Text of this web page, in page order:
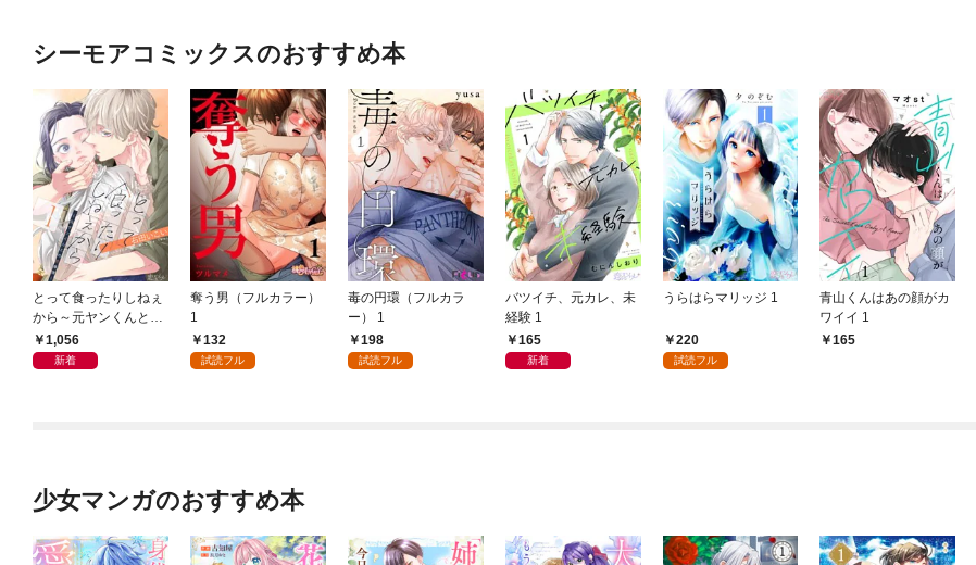
シーモアコミックスのおすすめ本
とって食ったりしねぇ
から～元ヤンくんとの
恋事情～ 1～6巻セッ
ト
1,056
新着
奪う男（フルカラー）
1
132
試読フル
毒の円環（フルカラ
ー） 1
198
試読フル
バツイチ、元カレ、未
経験 1
165
新着
うらはらマリッジ 1
220
試読フル
青山くんはあの顔がカ
ワイイ 1
165
少女マンガのおすすめ本